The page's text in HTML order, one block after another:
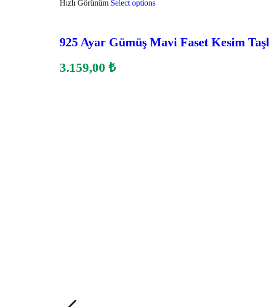
Hızlı Görünüm Select options
925 Ayar Gümüş Mavi Faset Kesim
3.159,00 ₺